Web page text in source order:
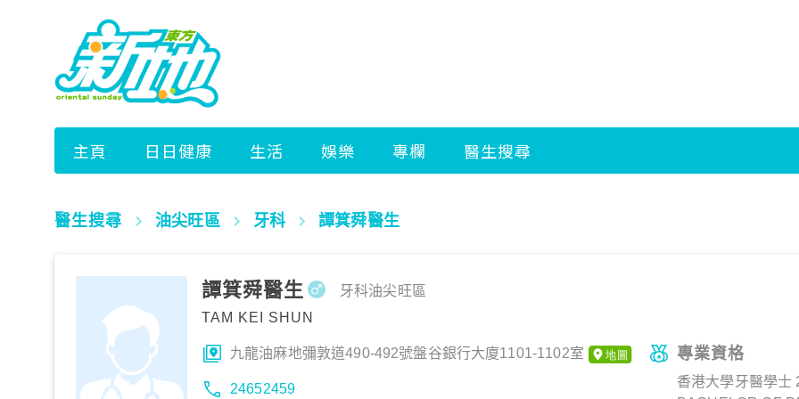
醫生搜尋 油尖旺區 牙科 譚箕舜醫生
譚箕舜醫生
TAM KEI SHUN
牙科油尖旺區
九龍油麻地彌敦道490-492號盤谷銀行大廈1101-1102室
24652459
專業資格
香港大學牙醫學士